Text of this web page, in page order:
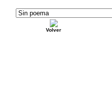
Volver